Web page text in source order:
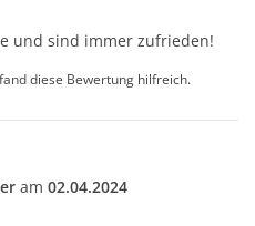
und sind immer zufrieden!
diese Bewertung hilfreich.
am 02.04.2024